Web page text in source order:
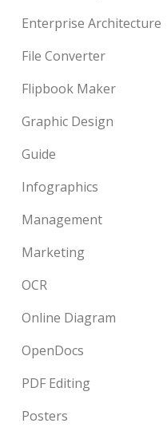
Enterprise Architecture
File Converter
Flipbook Maker
Graphic Design
Guide
Infographics
Management
Marketing
OCR
Online Diagram
OpenDocs
PDF Editing
Posters